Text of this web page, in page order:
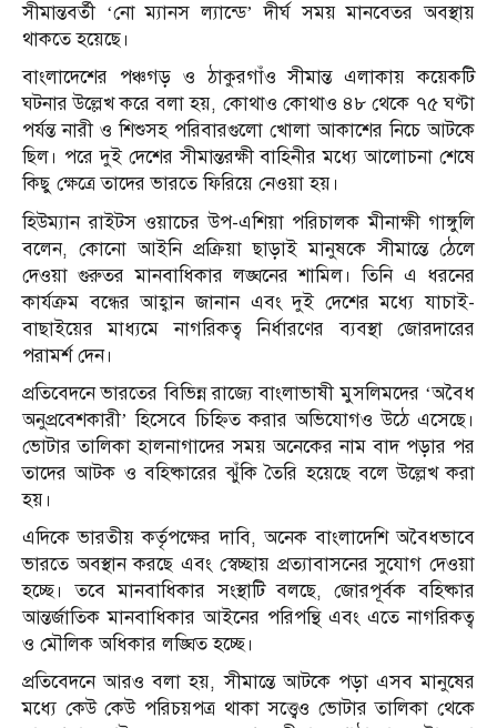
সীমান্তবর্তী ‘নো ম্যানস ল্যান্ডে’ দীর্ঘ সময় মানবেতর অবস্থায়
থাকতে হয়েছে।
বাংলাদেশের পঞ্চগড় ও ঠাকুরগাঁও সীমান্ত এলাকায় কয়েকটি
ঘটনার উল্লেখ করে বলা হয়, কোথাও কোথাও ৪৮ থেকে ৭৫ ঘণ্টা
পর্যন্ত নারী ও শিশুসহ পরিবারগুলো খোলা আকাশের নিচে আটকে
ছিল। পরে দুই দেশের সীমান্তরক্ষী বাহিনীর মধ্যে আলোচনা শেষে
কিছু ক্ষেত্রে তাদের ভারতে ফিরিয়ে নেওয়া হয়।
হিউম্যান রাইটস ওয়াচের উপ-এশিয়া পরিচালক মীনাক্ষী গাঙ্গুলি
বলেন, কোনো আইনি প্রক্রিয়া ছাড়াই মানুষকে সীমান্তে ঠেলে
দেওয়া গুরুতর মানবাধিকার লঙ্ঘনের শামিল। তিনি এ ধরনের
কার্যক্রম বন্ধের আহ্বান জানান এবং দুই দেশের মধ্যে যাচাই-
বাছাইয়ের মাধ্যমে নাগরিকত্ব নির্ধারণের ব্যবস্থা জোরদারের
পরামর্শ দেন।
প্রতিবেদনে ভারতের বিভিন্ন রাজ্যে বাংলাভাষী মুসলিমদের ‘অবৈধ
অনুপ্রবেশকারী’ হিসেবে চিহ্নিত করার অভিযোগও উঠে এসেছে।
ভোটার তালিকা হালনাগাদের সময় অনেকের নাম বাদ পড়ার পর
তাদের আটক ও বহিষ্কারের ঝুঁকি তৈরি হয়েছে বলে উল্লেখ করা
হয়।
এদিকে ভারতীয় কর্তৃপক্ষের দাবি, অনেক বাংলাদেশি অবৈধভাবে
ভারতে অবস্থান করছে এবং স্বেচ্ছায় প্রত্যাবাসনের সুযোগ দেওয়া
হচ্ছে। তবে মানবাধিকার সংস্থাটি বলছে, জোরপূর্বক বহিষ্কার
আন্তর্জাতিক মানবাধিকার আইনের পরিপন্থি এবং এতে নাগরিকত্ব
ও মৌলিক অধিকার লঙ্ঘিত হচ্ছে।
প্রতিবেদনে আরও বলা হয়, সীমান্তে আটকে পড়া এসব মানুষের
মধ্যে কেউ কেউ পরিচয়পত্র থাকা সত্ত্বেও ভোটার তালিকা থেকে